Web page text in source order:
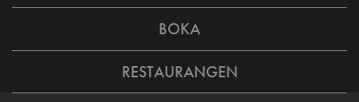
BOKA
RESTAURANGEN